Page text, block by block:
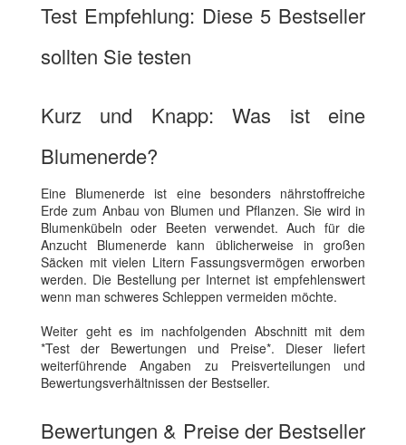
Test Empfehlung: Diese 5 Bestseller
sollten Sie testen
Kurz und Knapp: Was ist eine
Blumenerde?
Eine Blumenerde ist eine besonders nährstoffreiche
Erde zum Anbau von Blumen und Pflanzen. Sie wird in
Blumenkübeln oder Beeten verwendet. Auch für die
Anzucht Blumenerde kann üblicherweise in großen
Säcken mit vielen Litern Fassungsvermögen erworben
werden. Die Bestellung per Internet ist empfehlenswert
wenn man schweres Schleppen vermeiden möchte.
Weiter geht es im nachfolgenden Abschnitt mit dem
*Test der Bewertungen und Preise*. Dieser liefert
weiterführende Angaben zu Preisverteilungen und
Bewertungsverhältnissen der Bestseller.
Bewertungen & Preise der Bestseller